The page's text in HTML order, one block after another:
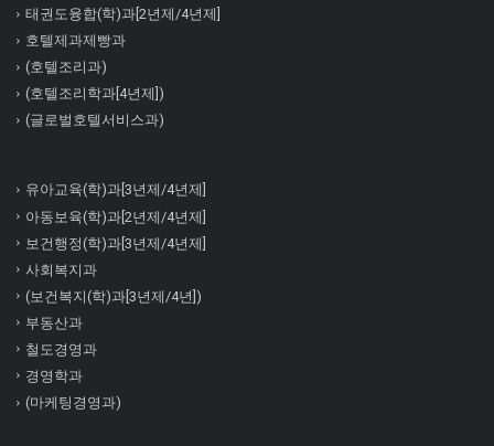
태권도융합(학)과[2년제/4년제]
호텔제과제빵과
(호텔조리과)
(호텔조리학과[4년제])
(글로벌호텔서비스과)
유아교육(학)과[3년제/4년제]
아동보육(학)과[2년제/4년제]
보건행정(학)과[3년제/4년제]
사회복지과
(보건복지(학)과[3년제/4년])
부동산과
철도경영과
경영학과
(마케팅경영과)